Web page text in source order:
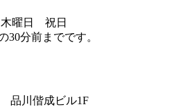
曜日 祝日
分前までです。
品川偕成ビル1F